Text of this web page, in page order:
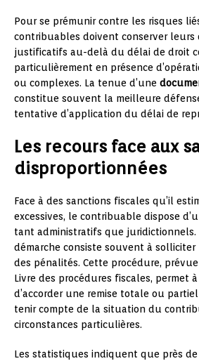
Pour se prémunir contre les risques
contribuables doivent conserver leurs
justificatifs au-delà du délai de droit
particulièrement en présence
ou complexes. La tenue d’une
constitue souvent la meilleure
tentative d’application du délai de
Les recours face aux
disproportionnées
Face à des sanctions fiscales qu’il
excessives, le contribuable dispose
tant administratifs que juridictionnels.
démarche consiste souvent à solliciter
des pénalités. Cette procédure,
Livre des procédures fiscales, permet
d’accorder une remise totale ou
tenir compte de la situation du
circonstances particulières.
Les statistiques indiquent que près de